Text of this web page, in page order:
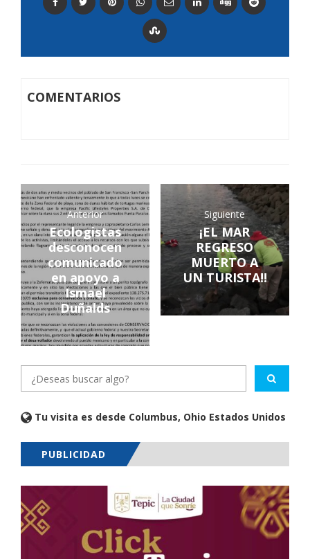
COMENTARIOS
Anterior
Ecologistas
desconocen
comunicado
en apoyo a
Ismael
Duñalds
Siguiente
¡EL MAR
REGRESO
MUERTO A
UN TURISTA!!
Tu visita es desde Columbus, Ohio Estados Unidos
PUBLICIDAD